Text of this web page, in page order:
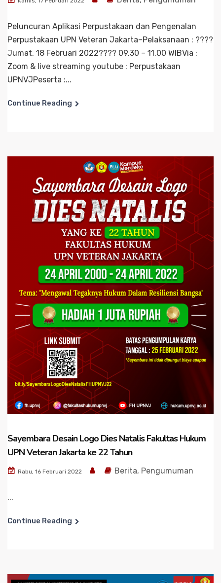
Peluncuran Aplikasi Perpustakaan dan Pengenalan
Perpustakaan UPN Veteran Jakarta–Pelaksanaan : ????
Jumat, 18 Februari 2022???? 09.30 – 11.00 WIBVia :
Zoom & live streaming youtube : Perpustakaan
UPNVJPeserta :...
Continue Reading
Sayembara Desain Logo Dies Natalis Fakultas Hukum
UPN Veteran Jakarta ke 22 Tahun
Rabu, 16 Februari 2022 Berita, Pengumuman
...
Continue Reading